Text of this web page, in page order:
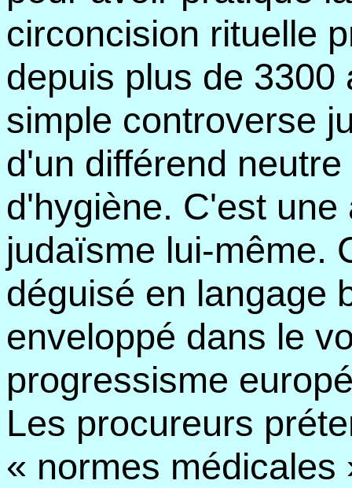
circoncision rituelle
depuis plus de
simple controverse
d'un différend
d'hygiène. C'est
judaïsme lui-même.
déguisé en langage
enveloppé dans le
progressisme
Les procureurs
« normes médicales